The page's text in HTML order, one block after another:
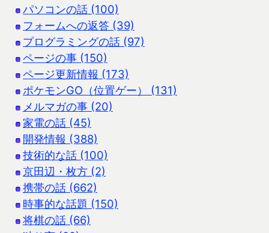
パソコンの話 (100)
フォームへの返答 (39)
プログラミングの話 (97)
ページの事 (150)
ページ更新情報 (173)
ポケモンGO（位置ゲー） (131)
メルマガの事 (20)
家電の話 (45)
開発情報 (388)
技術的な話 (100)
京田辺・枚方 (2)
携帯の話 (662)
時事的な話題 (150)
将棋の話 (66)